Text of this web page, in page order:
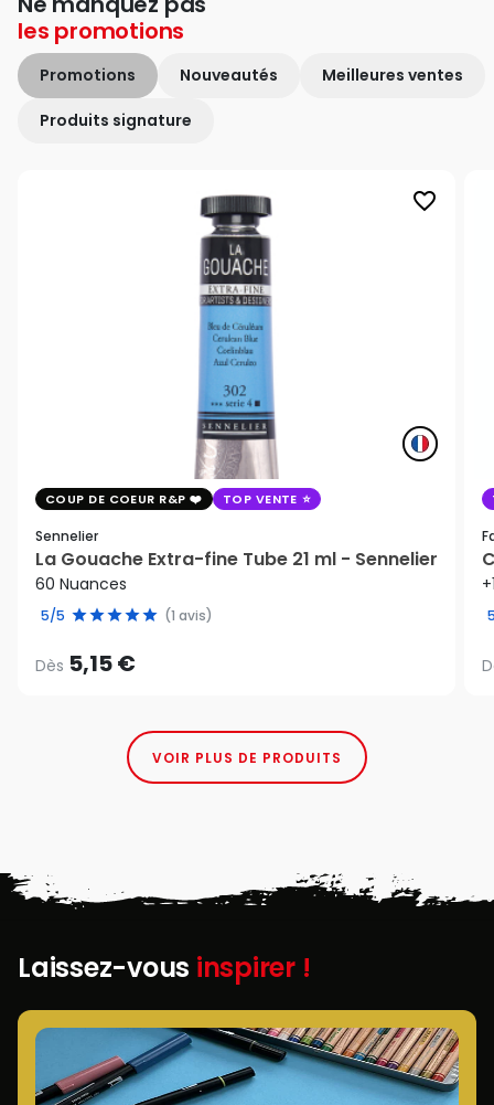
les promotions
Promotions Nouveautés Meilleures ventes
Produits signature
favorite_border
COUP DE COEUR R&P TOP VENTE
Sennelier
La Gouache Extra-fine Tube 21 ml - Sennelier
60 Nuances
5/5 (1 avis)
Dès 5,15 €
VOIR PLUS DE PRODUITS
Laissez-vous inspirer !